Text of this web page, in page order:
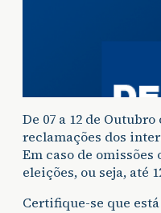
De 07 a 12 de
reclamações dos
Em caso de
eleições, ou seja, até
Certifique-se que